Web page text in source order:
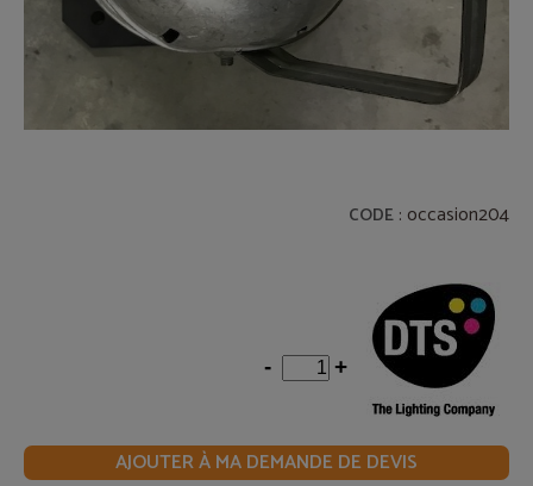
CODE : occasion204
- +
AJOUTER À MA DEMANDE DE DEVIS